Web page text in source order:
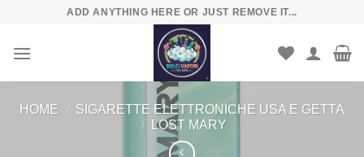
content
ADD ANYTHING HERE OR JUST REMOVE IT...
HOME / SIGARETTE ELETTRONICHE USA E GETTA
/
LOST MARY